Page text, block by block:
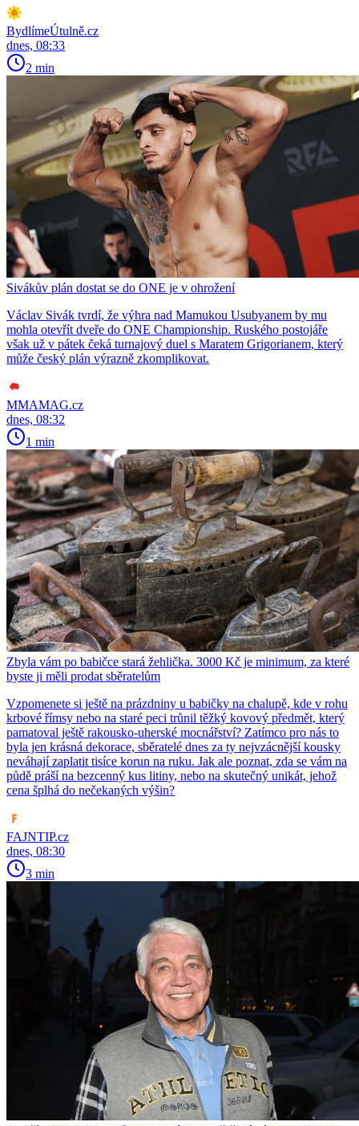
BydlímeÚtulně.cz
dnes, 08:33
2 min
Sivákův plán dostat se do ONE je v ohrožení
Václav Sivák tvrdí, že výhra nad Mamukou Usubyanem by mu
mohla otevřít dveře do ONE Championship. Ruského postojáře
však už v pátek čeká turnajový duel s Maratem Grigorianem, který
může český plán výrazně zkomplikovat.
MMAMAG.cz
dnes, 08:32
1 min
Zbyla vám po babičce stará žehlička. 3000 Kč je minimum, za které
byste ji měli prodat sběratelům
Vzpomenete si ještě na prázdniny u babičky na chalupě, kde v rohu
krbové římsy nebo na staré peci trůnil těžký kovový předmět, který
pamatoval ještě rakousko-uherské mocnářství? Zatímco pro nás to
byla jen krásná dekorace, sběratelé dnes za ty nejvzácnější kousky
neváhají zaplatit tisíce korun na ruku. Jak ale poznat, zda se vám na
půdě práší na bezcenný kus litiny, nebo na skutečný unikát, jehož
cena šplhá do nečekaných výšin?
FAJNTIP.cz
dnes, 08:30
3 min